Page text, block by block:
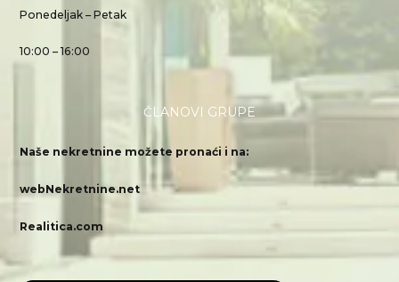
Ponedeljak – Petak
10:00 – 16:00
ČLANOVI GRUPE
Naše nekretnine možete pronaći i na:
webNekretnine.net
Realitica.com